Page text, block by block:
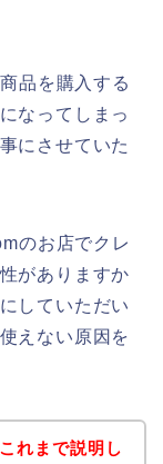
品を購入する
なってしまっ
にさせていた
のお店でクレ
がありますか
していただい
えない原因を
れまで説明し